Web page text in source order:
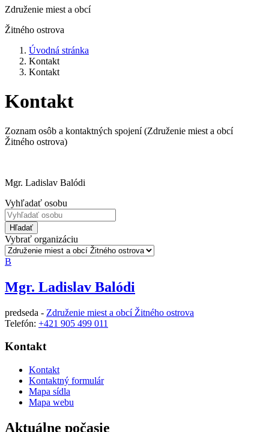
Združenie miest a obcí
Žitného ostrova
Úvodná stránka
Kontakt
Kontakt
Kontakt
Zoznam osôb a kontaktných spojení (Združenie miest a obcí
Žitného ostrova)
Mgr. Ladislav Balódi
Vyhľadať osobu
Hľadať
Vybrať organizáciu
B
Mgr. Ladislav Balódi
predseda - Združenie miest a obcí Žitného ostrova
Telefón: +421 905 499 011
Kontakt
Kontakt
Kontaktný formulár
Mapa sídla
Mapa webu
Aktuálne počasie